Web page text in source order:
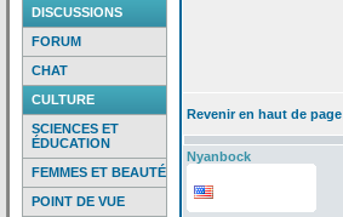
DISCUSSIONS
FORUM
CHAT
CULTURE
SCIENCES ET
ÉDUCATION
FEMMES ET BEAUTÉ
POINT DE VUE
Revenir en haut de page
Nyanbock